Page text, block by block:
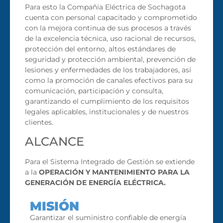
Para esto la Compañía Eléctrica de Sochagota
cuenta con personal capacitado y comprometido
con la mejora continua de sus procesos a través
de la excelencia técnica, uso racional de recursos,
protección del entorno, altos estándares de
seguridad y protección ambiental, prevención de
lesiones y enfermedades de los trabajadores, así
como la promoción de canales efectivos para su
comunicación, participación y consulta,
garantizando el cumplimiento de los requisitos
legales aplicables, institucionales y de nuestros
clientes.
ALCANCE
Para el Sistema Integrado de Gestión se extiende
a la OPERACIÓN Y MANTENIMIENTO PARA LA
GENERACIÓN DE ENERGÍA ELÉCTRICA.
MISIÓN
Garantizar el suministro confiable de energía